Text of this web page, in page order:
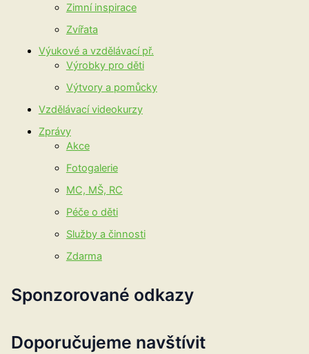
Zimní inspirace
Zvířata
Výukové a vzdělávací př.
Výrobky pro děti
Výtvory a pomůcky
Vzdělávací videokurzy
Zprávy
Akce
Fotogalerie
MC, MŠ, RC
Péče o děti
Služby a činnosti
Zdarma
Sponzorované odkazy
Doporučujeme navštívit